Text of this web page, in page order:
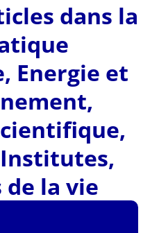
dans la
, Energie et
,
,
Institutes,
de la vie